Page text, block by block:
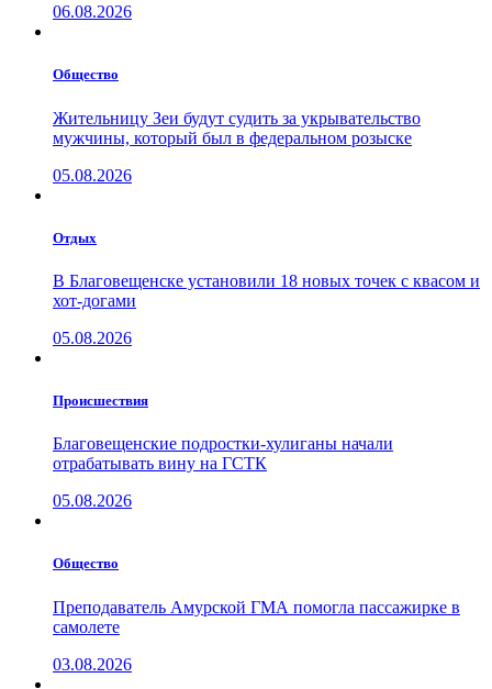
06.08.2026
Общество
Жительницу Зеи будут судить за укрывательство
мужчины, который был в федеральном розыске
05.08.2026
Отдых
В Благовещенске установили 18 новых точек с квасом и
хот-догами
05.08.2026
Проиcшествия
Благовещенские подростки-хулиганы начали
отрабатывать вину на ГСТК
05.08.2026
Общество
Преподаватель Амурской ГМА помогла пассажирке в
самолете
03.08.2026